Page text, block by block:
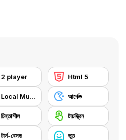
2 player Html 5
Local Multiplayer আর্কেড
চিন্তাশীল টাচস্ক্রিন
টার্ন-বেসড ভূত